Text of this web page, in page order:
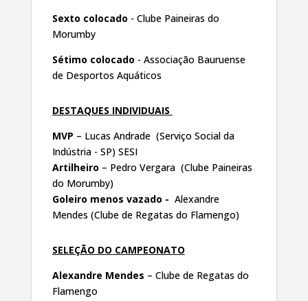
Sexto colocado - Clube Paineiras do
Morumby
Sétimo colocado - Associação Bauruense
de Desportos Aquáticos
DESTAQUES INDIVIDUAIS
MVP – Lucas Andrade (Serviço Social da
Indústria - SP) SESI
Artilheiro – Pedro Vergara (Clube Paineiras
do Morumby)
Goleiro menos vazado - Alexandre
Mendes (Clube de Regatas do Flamengo)
SELEÇÃO DO CAMPEONATO
Alexandre Mendes – Clube de Regatas do
Flamengo